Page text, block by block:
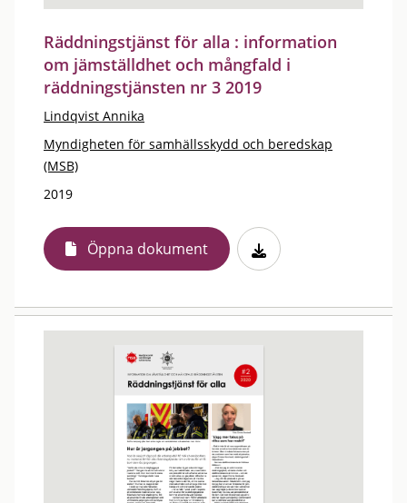
Räddningstjänst för alla : information
om jämställdhet och mångfald i
räddningstjänsten nr 3 2019
Lindqvist Annika
Myndigheten för samhällsskydd och beredskap
(MSB)
2019
Öppna dokument